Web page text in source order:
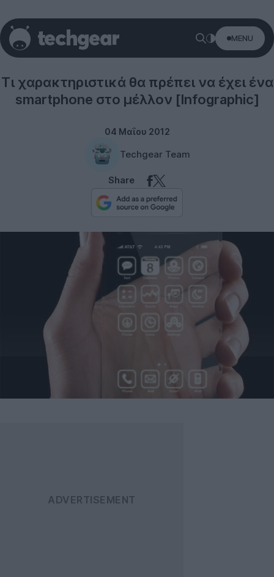
MENU
Smartphones
Τι χαρακτηριστικά θα πρέπει να έχει ένα
smartphone στο μέλλον [Infographic]
04 Μαΐου 2012
Techgear Team
Share